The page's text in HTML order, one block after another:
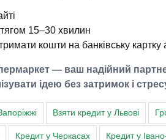
15–30 хвилин
кошти на банківську картку
— ваш надійний
ідею без затримок і
Взяти кредит у Львові
Кредит у Черкасах Кредит у